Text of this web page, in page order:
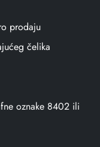
prodaju
čelika
oznake 8402 ili